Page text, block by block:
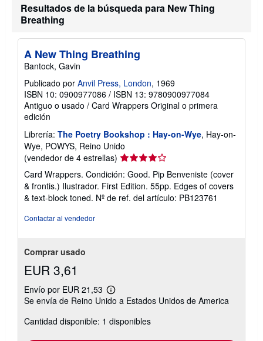
Resultados de la búsqueda para New Thing
Breathing
A New Thing Breathing
Bantock, Gavin
Publicado por Anvil Press, London, 1969
ISBN 10: 0900977086 / ISBN 13: 9780900977084
Antiguo o usado / Card Wrappers Original o primera
edición
Librería: The Poetry Bookshop : Hay-on-Wye, Hay-on-
Wye, POWYS, Reino Unido
(vendedor de 4 estrellas) Calificación
del
vendedor:
4
de
Card Wrappers. Condición: Good. Pip Benveniste (cover
& frontis.) Ilustrador. First Edition. 55pp. Edges of covers
& text-block toned. Nº de ref. del artículo: PB123761
Contactar al vendedor
Comprar usado
EUR 3,61
Envío por EUR 21,53
Más
información
las
tarifas
Se envía de Reino Unido a Estados Unidos de America
Cantidad disponible: 1 disponibles